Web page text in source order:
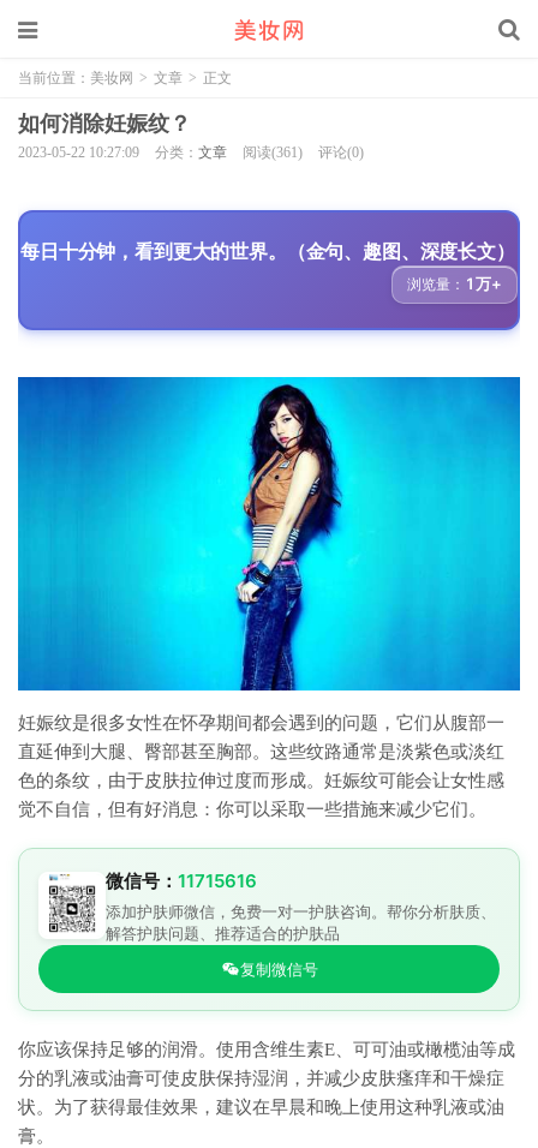
当前位置： 美妆网 > 文章 > 正文
如何消除妊娠纹？
2023-05-22 10:27:09 分类： 文章 阅读(361) 评论(0)
每日十分钟，看到更大的世界。（金句、趣图、深度长文）
浏览量： 1万+
妊娠纹是很多女性在怀孕期间都会遇到的问题，它们从腹部一
直延伸到大腿、臀部甚至胸部。这些纹路通常是淡紫色或淡红
色的条纹，由于皮肤拉伸过度而形成。妊娠纹可能会让女性感
觉不自信，但有好消息：你可以采取一些措施来减少它们。
微信号： 11715616
添加护肤师微信，免费一对一护肤咨询。帮你分析肤质、
解答护肤问题、推荐适合的护肤品
复制微信号
你应该保持足够的润滑。使用含维生素E、可可油或橄榄油等成
分的乳液或油膏可使皮肤保持湿润，并减少皮肤瘙痒和干燥症
状。为了获得最佳效果，建议在早晨和晚上使用这种乳液或油
膏。